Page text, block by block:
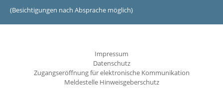
(Besichtigungen nach Absprache möglich)
Impressum
Datenschutz
Zugangseröffnung für elektronische Kommunikation
Meldestelle Hinweisgeberschutz